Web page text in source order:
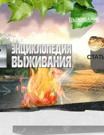
ВЫЖИВАНИЕ